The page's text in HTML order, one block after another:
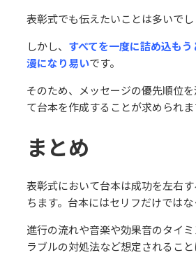
表彰式でも伝えたいことは多いでし
しかし、 すべてを⼀度に詰め込も
漫になり易いです。
そのため、メッセージの優先順位
て台本を作成することが求められま
まとめ
表彰式において台本は成功を左右
ちます。台本にはセリフだけではな
進⾏の流れや⾳楽や効果⾳のタイ
ラブルの対処法など想定されるこ